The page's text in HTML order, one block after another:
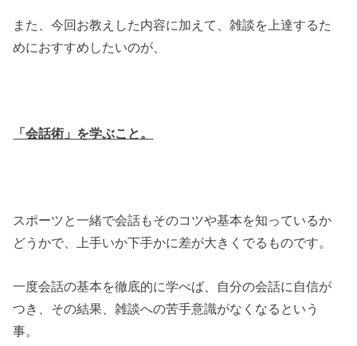
また、今回お教えした内容に加えて、雑談を上達するた
めにおすすめしたいのが、
「会話術」を学ぶこと。
スポーツと一緒で会話もそのコツや基本を知っているか
どうかで、上手いか下手かに差が大きくでるものです。
一度会話の基本を徹底的に学べば、自分の会話に自信が
つき、その結果、雑談への苦手意識がなくなるという
事。